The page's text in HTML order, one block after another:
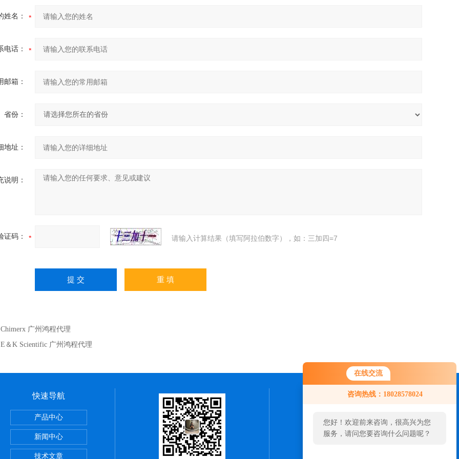
在线交流
咨询热线：18028578024
您好！欢迎前来咨询，很高兴为您
服务，请问您要咨询什么问题呢？
姓名：
电话：
邮箱：
省份：
地址：
说明：
证码： 请输入计算结果（填写阿拉伯数字），如：三加四=7
Chimerx 广州鸿程代理
E＆K Scientific 广州鸿程代理
广州鸿程代理
快速导航
产品中心
新闻中心
技术文章
联系我们
24小时热线：